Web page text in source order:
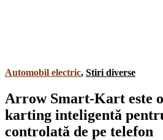
Automobil electric, Stiri diverse
Arrow Smart-Kart este
karting inteligentă
controlată de pe telefon